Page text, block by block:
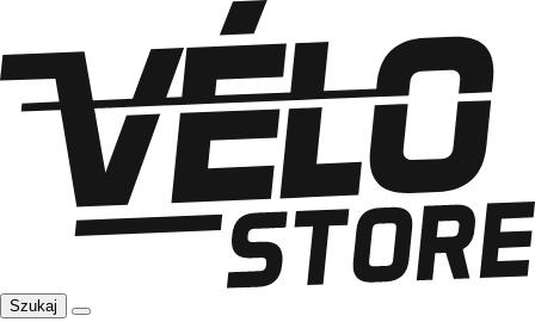
Szukaj